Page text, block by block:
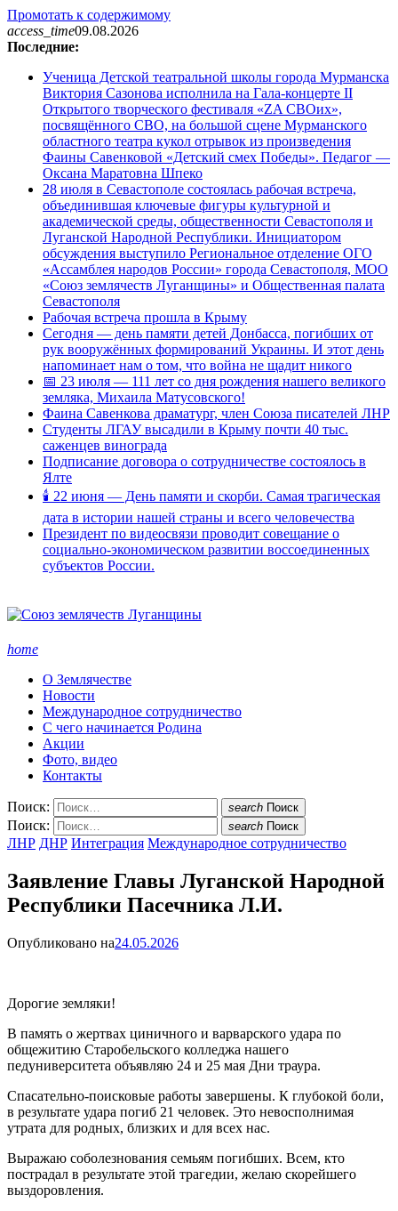
Промотать к содержимому
access_time09.08.2026
Последние:
Ученица Детской театральной школы города Мурманска
Виктория Сазонова исполнила на Гала-концерте II
Открытого творческого фестиваля «ZA СВОих»,
посвящённого СВО, на большой сцене Мурманского
областного театра кукол отрывок из произведения
Фаины Савенковой «Детский смех Победы». Педагог —
Оксана Маратовна Шпеко
28 июля в Севастополе состоялась рабочая встреча,
объединившая ключевые фигуры культурной и
академической среды, общественности Севастополя и
Луганской Народной Республики. Инициатором
обсуждения выступило Региональное отделение ОГО
«Ассамблея народов России» города Севастополя, МОО
«Союз землячеств Луганщины» и Общественная палата
Севастополя
Рабочая встреча прошла в Крыму
Сегодня — день памяти детей Донбасса, погибших от
рук вооружённых формирований Украины. И этот день
напоминает нам о том, что война не щадит никого
📅 23 июля — 111 лет со дня рождения нашего великого
земляка, Михаила Матусовского!
Фаина Савенкова драматург, член Союза писателей ЛНР
Студенты ЛГАУ высадили в Крыму почти 40 тыс.
саженцев винограда
Подписание договора о сотрудничестве состоялось в
Ялте
🕯 22 июня — День памяти и скорби. Самая трагическая
дата в истории нашей страны и всего человечества
Президент по видеосвязи проводит совещание о
социально-экономическом развитии воссоединенных
субъектов России.
home
О Землячестве
Новости
Международное сотрудничество
С чего начинается Родина
Акции
Фото, видео
Контакты
Поиск: search Поиск
Поиск: search Поиск
ЛНР ДНР Интеграция Международное сотрудничество
Заявление Главы Луганской Народной
Республики Пасечника Л.И.
Опубликовано на24.05.2026
Дорогие земляки!
В память о жертвах циничного и варварского удара по
общежитию Старобельского колледжа нашего
педуниверситета объявляю 24 и 25 мая Дни траура.
Спасательно-поисковые работы завершены. К глубокой боли,
в результате удара погиб 21 человек. Это невосполнимая
утрата для родных, близких и для всех нас.
Выражаю соболезнования семьям погибших. Всем, кто
пострадал в результате этой трагедии, желаю скорейшего
выздоровления.